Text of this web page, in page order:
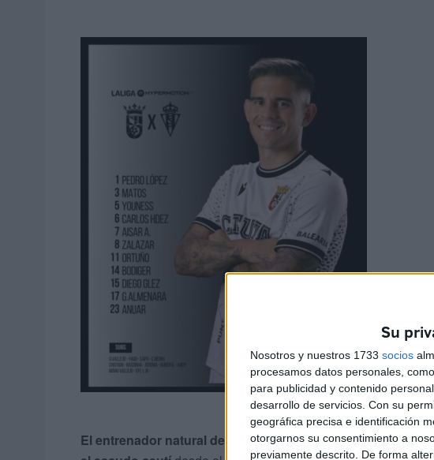
Su
Nosotros y nuestros 1733 socios
procesamos datos personales,
para publicidad y contenido
desarrollo de servicios. Con su
geográfica precisa e identificación
otorgarnos su consentimiento a
previamente descrito. De forma
El entrenador natural de Gerena ya ha seleccionado